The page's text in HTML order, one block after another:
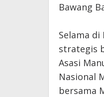
Bawang
‎Selama
strategis
Asasi
Nasional
bersama